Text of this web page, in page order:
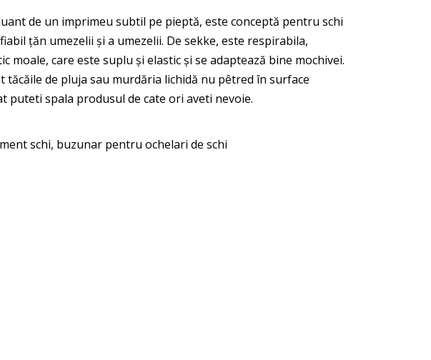
de un imprimeu subtil pe pieptă, este conceptă pentru schi
țăn umezelii și a umezelii. De sekke, este respirabila,
care este suplu și elastic și se adaptează bine mochivei.
de pluja sau murdăria lichidă nu pêtred în surface
puteti spala produsul de cate ori aveti nevoie.
schi, buzunar pentru ochelari de schi